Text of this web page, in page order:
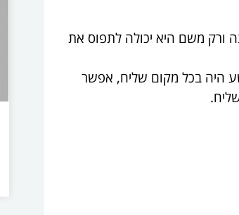
ורק משם היא יכולה לתפוס את
היה בכל מקום שליח, אפשר